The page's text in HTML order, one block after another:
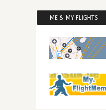
ME & MY FLIGHTS